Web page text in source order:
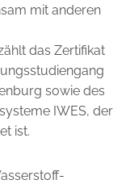
mit anderen
das Zertifikat
sowie des
IWES, der
ist.